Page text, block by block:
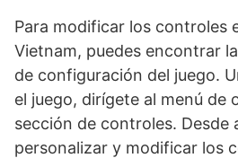
Para modificar los controles
Vietnam, puedes encontrar
de configuración del juego.
el juego, dirígete al menú de
sección de controles. Desde
personalizar y modificar los